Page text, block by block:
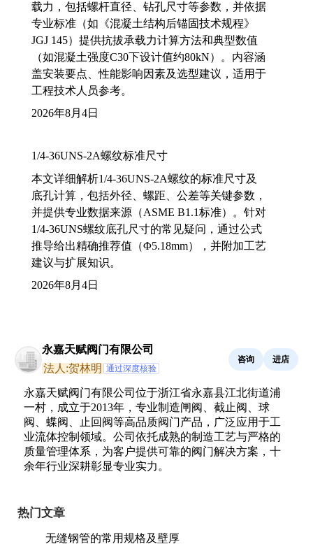
载力，包括螺杆直径、钻孔尺寸等参数，并依据
专业标准（如《混凝土结构后锚固技术规程》
JGJ 145）提供抗拔承载力计算方法和典型数值
（如混凝土强度C30下设计值约80kN）。内容涵
盖安装要点、性能影响因素及选型建议，适用于
工程技术人员参考。
2026年8月4日
1/4-36UNS-2A螺纹标准尺寸
本文详细解析1/4-36UNS-2A螺纹的标准尺寸及
底孔计算，包括外径、螺距、公差等关键参数，
并提供专业数据来源（ASME B1.1标准）。针对
1/4-36UNS螺纹底孔尺寸的常见疑问，通过公式
推导给出精确推荐值（Φ5.18mm），并附加工艺
建议与扩展知识。
2026年8月4日
永嘉天赋阀门有限公司
法人:贺林明 通过深度核验
咨询 进店
永嘉天赋阀门有限公司位于浙江省永嘉县江北街道浦
一村，成立于2013年，专业制造闸阀、截止阀、球
阀、蝶阀、止回阀等高品质阀门产品，广泛应用于工
业流体控制领域。公司依托成熟的制造工艺与严格的
质量管理体系，为客户提供可靠的阀门解决方案，十
余年行业深耕彰显专业实力。
热门文章
无缝钢管的常用规格及壁厚